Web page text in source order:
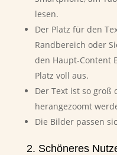
lesen.
Der Platz für den
Randbereich oder
den Haupt-Content
Platz voll aus.
Der Text ist so groß
herangezoomt
Die Bilder passen
2. Schöneres